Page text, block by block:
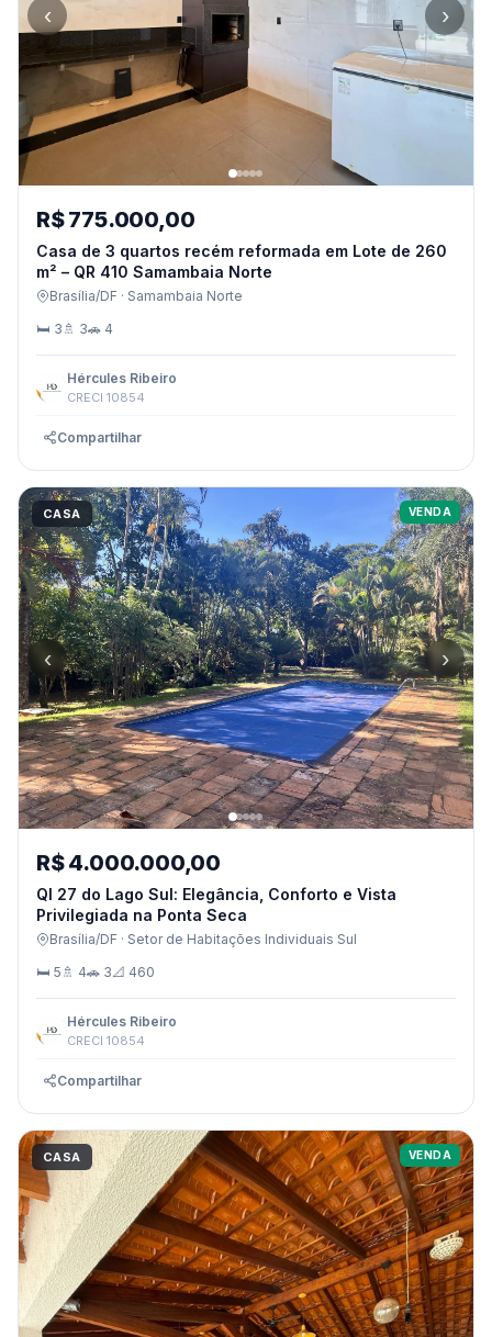
‹ ›
R$ 775.000,00
Casa de 3 quartos recém reformada em Lote de 260
m² – QR 410 Samambaia Norte
Brasília/DF · Samambaia Norte
🛏 3 🚿 3🚗 4
Hércules Ribeiro
CRECI 10854
Compartilhar
CASA VENDA
‹ ›
R$ 4.000.000,00
QI 27 do Lago Sul: Elegância, Conforto e Vista
Privilegiada na Ponta Seca
Brasília/DF · Setor de Habitações Individuais Sul
🛏 5 🚿 4🚗 3📐 460
Hércules Ribeiro
CRECI 10854
Compartilhar
CASA VENDA